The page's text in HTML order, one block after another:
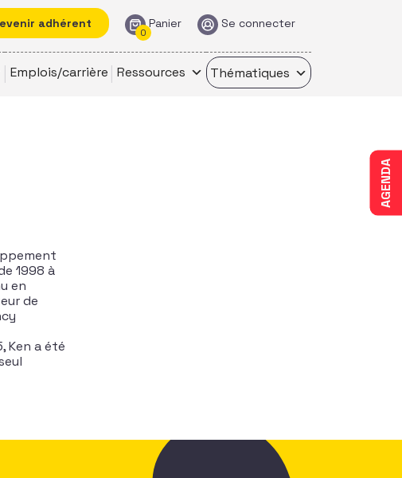
adhérent Panier
0
Se connecter
Emplois/carrière Ressources Thématiques
AGENDA
1998 à
en
de
Ken a été